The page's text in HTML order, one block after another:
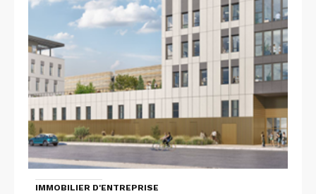
IMMOBILIER D'ENTREPRISE